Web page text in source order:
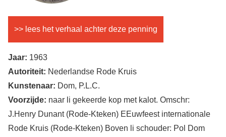
>> lees het verhaal achter deze penning
Jaar: 1963
Autoriteit: Nederlandse Rode Kruis
Kunstenaar: Dom, P.L.C.
Voorzijde: naar li gekeerde kop met kalot. Omschr:
J.Henry Dunant (Rode-Kteken) EEuwfeest internationale
Rode Kruis (Rode-Kteken) Boven li schouder: Pol Dom